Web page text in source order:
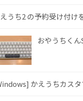
うち2 の予約受け付け
おやうちく
かえうちカスタ